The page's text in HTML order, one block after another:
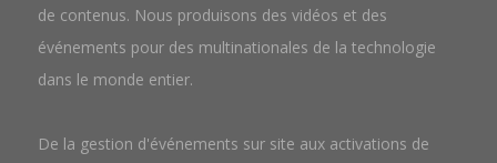
de contenus. Nous produisons des vidéos et des
événements pour des multinationales de la technologie
dans le monde entier.
De la gestion d'événements sur site aux activations de